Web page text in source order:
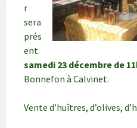
r
sera
prés
ent
samedi 23 décembre de
Bonnefon à Calvinet.
Vente d’huîtres, d’olives,